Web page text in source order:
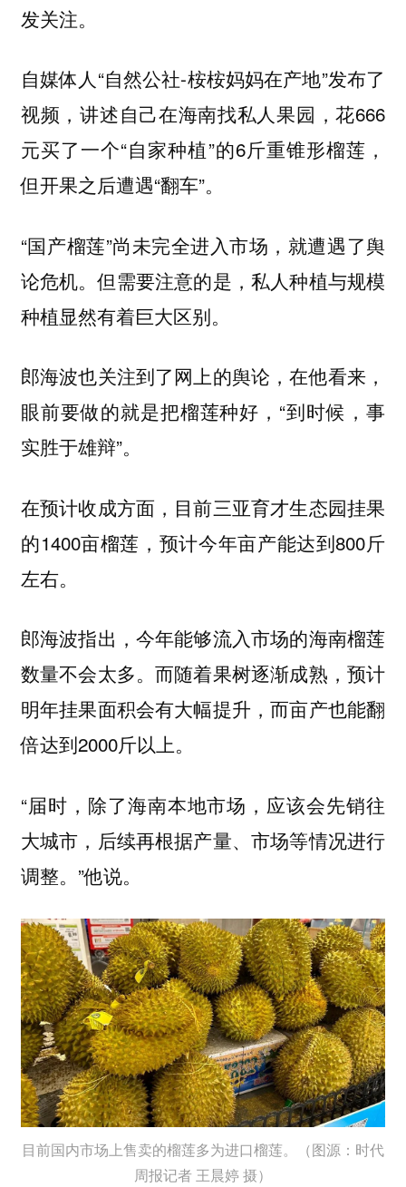
发关注。
自媒体人“自然公社-桉桉妈妈在产地”发布了
视频，讲述自己在海南找私人果园，花666
元买了一个“自家种植”的6斤重锥形榴莲，
但开果之后遭遇“翻车”。
“国产榴莲”尚未完全进入市场，就遭遇了舆
论危机。但需要注意的是，私人种植与规模
种植显然有着巨大区别。
郎海波也关注到了网上的舆论，在他看来，
眼前要做的就是把榴莲种好，“到时候，事
实胜于雄辩”。
在预计收成方面，目前三亚育才生态园挂果
的1400亩榴莲，预计今年亩产能达到800斤
左右。
郎海波指出，今年能够流入市场的海南榴莲
数量不会太多。而随着果树逐渐成熟，预计
明年挂果面积会有大幅提升，而亩产也能翻
倍达到2000斤以上。
“届时，除了海南本地市场，应该会先销往
大城市，后续再根据产量、市场等情况进行
调整。”他说。
目前国内市场上售卖的榴莲多为进口榴莲。（图源：时代
周报记者 王晨婷 摄）